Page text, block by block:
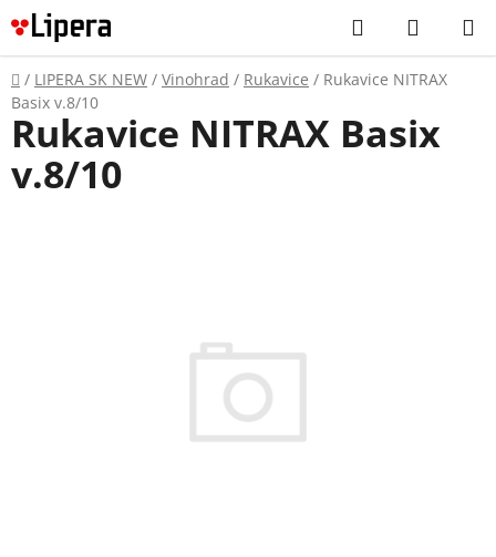
Prejsť
na
obsah
Hľadať
KOŠÍK
Domov
/ LIPERA SK NEW / Vinohrad / Rukavice / Rukavice NITRAX
Basix v.8/10
Rukavice NITRAX Basix
v.8/10